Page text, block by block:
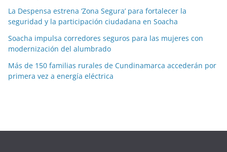
La Despensa estrena ‘Zona Segura’ para fortalecer la
seguridad y la participación ciudadana en Soacha
Soacha impulsa corredores seguros para las mujeres con
modernización del alumbrado
Más de 150 familias rurales de Cundinamarca accederán por
primera vez a energía eléctrica